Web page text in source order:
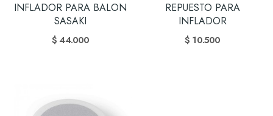
INFLADOR PARA BALON
SASAKI
$ 44.000
REPUESTO PARA
INFLADOR
$ 10.500